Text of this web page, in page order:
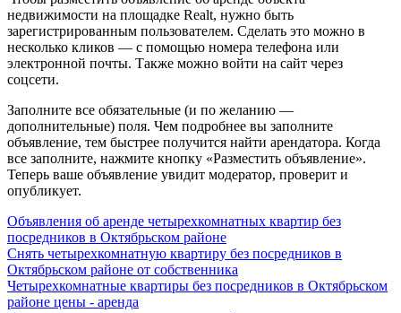
недвижимости на площадке Realt, нужно быть
зарегистрированным пользователем. Сделать это можно в
несколько кликов — с помощью номера телефона или
электронной почты. Также можно войти на сайт через
соцсети.
Заполните все обязательные (и по желанию —
дополнительные) поля. Чем подробнее вы заполните
объявление, тем быстрее получится найти арендатора. Когда
все заполните, нажмите кнопку «Разместить объявление».
Теперь ваше объявление увидит модератор, проверит и
опубликует.
Объявления об аренде четырехкомнатных квартир без
посредников в Октябрьском районе
Снять четырехкомнатную квартиру без посредников в
Октябрьском районе от собственника
Четырехкомнатные квартиры без посредников в Октябрьском
районе цены - аренда